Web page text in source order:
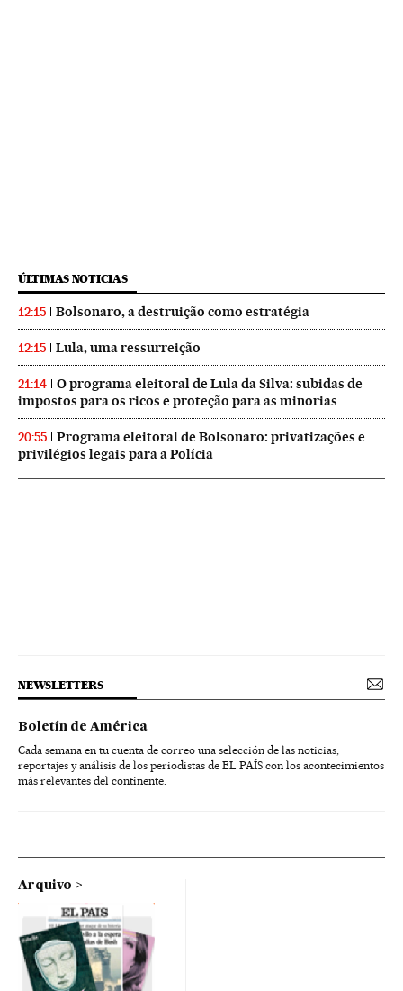
ÚLTIMAS NOTICIAS
12:15 Bolsonaro, a destruição como estratégia
12:15 Lula, uma ressurreição
21:14
O programa eleitoral de Lula da Silva: subidas de
impostos para os ricos e proteção para as minorias
20:55
Programa eleitoral de Bolsonaro: privatizações e
privilégios legais para a Polícia
NEWSLETTERS
Boletín de América
Cada semana en tu cuenta de correo una selección de las noticias,
reportajes y análisis de los periodistas de EL PAÍS con los acontecimientos
más relevantes del continente.
Arquivo